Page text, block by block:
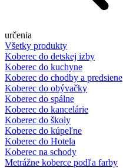
určenia
Všetky produkty
Koberec do detskej izby
Koberec do kuchyne
Koberec do chodby a predsiene
Koberec do obývačky
Koberec do spálne
Koberec do kancelárie
Koberec do školy
Koberec do kúpeľne
Koberec do Hotela
Koberec na schody
Metrážne koberce podľa farby